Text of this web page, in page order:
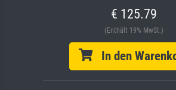
€ 125.79
(Enthält 19% MwSt.)
In den